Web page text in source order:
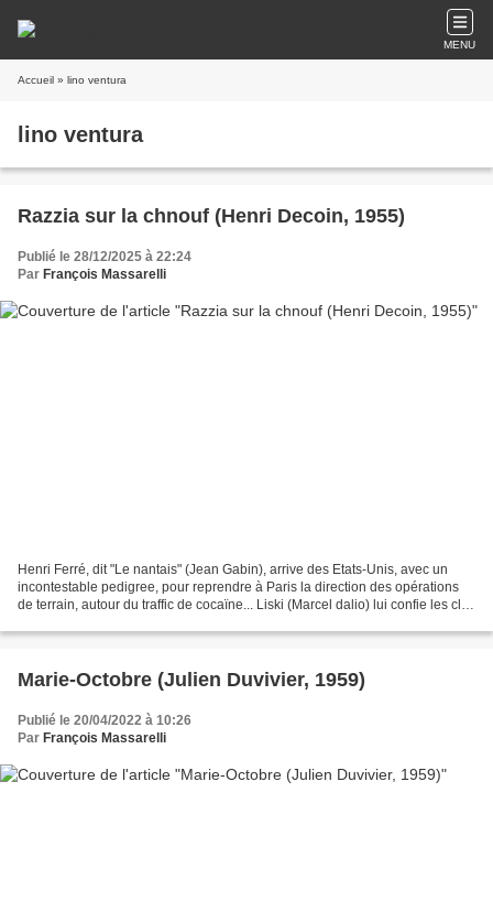
MENU
Accueil » lino ventura
lino ventura
Razzia sur la chnouf (Henri Decoin, 1955)
Publié le 28/12/2025 à 22:24
Par François Massarelli
Henri Ferré, dit "Le nantais" (Jean Gabin), arrive des Etats-Unis, avec un
incontestable pedigree, pour reprendre à Paris la direction des opérations
de terrain, autour du traffic de cocaïne... Liski (Marcel dalio) lui confie les clés
Marie-Octobre (Julien Duvivier, 1959)
Publié le 20/04/2022 à 10:26
Par François Massarelli